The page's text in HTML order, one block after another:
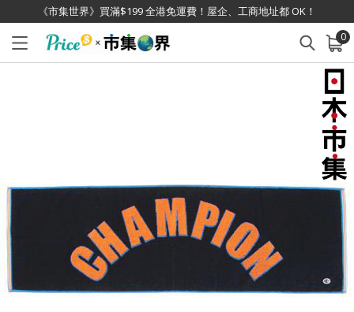
《市集世界》買滿$199 全港免運費！屋企、工商地址都 OK！
0
已加入購物車 查看